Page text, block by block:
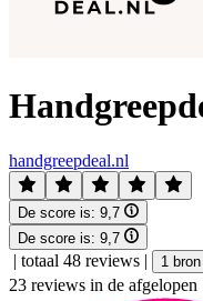
handgreepdeal.nl
De score is: 9,7
De score is: 9,7
| totaal 48 reviews | 1 bron
23 reviews in de afgelopen